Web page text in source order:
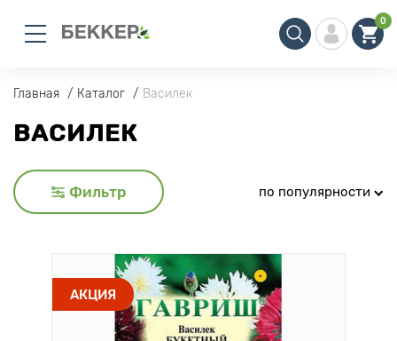
0
Главная Каталог Василек
ВАСИЛЕК
Фильтр по популярности
АКЦИЯ